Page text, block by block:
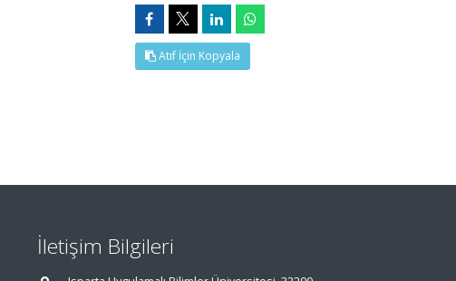
Atıf İçin Kopyala
İletişim Bilgileri